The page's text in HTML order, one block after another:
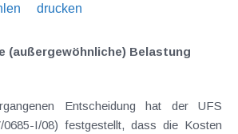
drucken
(außergewöhnliche) Belastung
Entscheidung hat der UFS
0685-I/08) festgestellt, dass die Kosten